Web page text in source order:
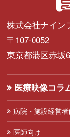
株式会社ナイン
〒107-0052
東京都港区赤坂
医療映像コラ
病院・施設経営者
医師向け